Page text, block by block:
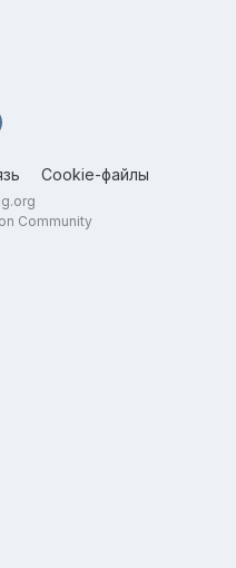
Cookie-файлы
Community